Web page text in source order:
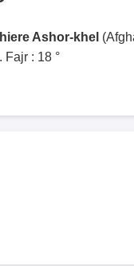
Ashor-khel
: 18 °